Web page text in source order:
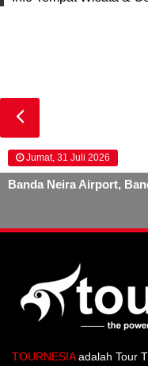
Jumat, 31 Juli 2026
Banda Neira Airport,
TOURNESIAadalah Tour